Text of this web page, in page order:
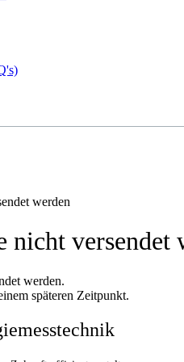
werden
nicht versendet
werden.
späteren Zeitpunkt.